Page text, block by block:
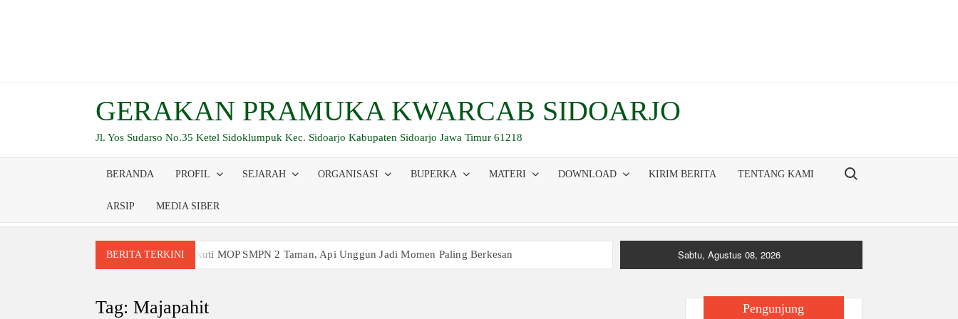
GERAKAN PRAMUKA KWARCAB SIDOARJO
Jl. Yos Sudarso No.35 Ketel Sidoklumpuk Kec. Sidoarjo Kabupaten Sidoarjo Jawa Timur 61218
BERANDA PROFIL SEJARAH ORGANISASI BUPERKA MATERI DOWNLOAD KIRIM BERITA TENTANG KAMI
ARSIP MEDIA SIBER
Search for:
BERITA TERKINI
Siswa Baru Antusias Ikuti MOP SMPN 2 Taman, Api Unggun Jadi Momen Paling Berkesan
Relevansi Pemikiran Baden-Powell dalam Pembinaan Kepemimpinan, Kerja Sama Tim, dan Pendidikan
Sabtu, Agustus 08, 2026
Tag:Majapahit Pengunjung